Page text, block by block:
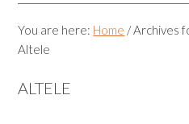
You are here: Home /Archives
Altele
ALTELE